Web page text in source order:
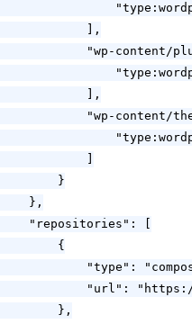
            ],
"wp-content/
            ],
"wp-content/
        }
    },
    "repositories": [
        {
"type":
"url":
        },